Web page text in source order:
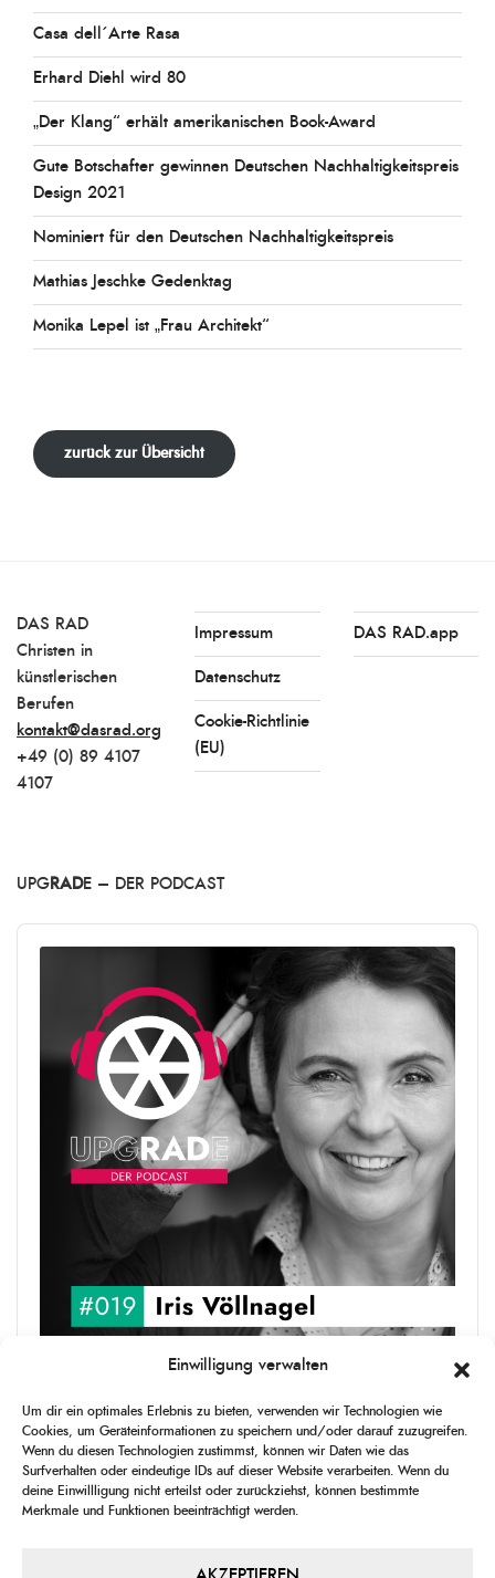
Einwilligung verwalten
Um dir ein optimales Erlebnis zu bieten, verwenden wir Technologien wie
Cookies, um Geräteinformationen zu speichern und/oder darauf zuzugreifen.
Wenn du diesen Technologien zustimmst, können wir Daten wie das
Surfverhalten oder eindeutige IDs auf dieser Website verarbeiten. Wenn du
deine Einwillligung nicht erteilst oder zurückziehst, können bestimmte
Merkmale und Funktionen beeinträchtigt werden.
Casa dell´Arte Rasa
Erhard Diehl wird 80
„Der Klang“ erhält amerikanischen Book-Award
Gute Botschafter gewinnen Deutschen Nachhaltigkeitspreis
Design 2021
Nominiert für den Deutschen Nachhaltigkeitspreis
Mathias Jeschke Gedenktag
Monika Lepel ist „Frau Architekt“
zurück zur Übersicht
DAS RAD
Christen in
künstlerischen
Berufen
kontakt@dasrad.org
+49 (0) 89 4107
4107
Impressum
Datenschutz
Cookie-Richtlinie
(EU)
DAS RAD.app
UPG RADE – DER PODCAST
Audio
Player
Iris Völlnagel hat schon auf unterschiedlichen Kontinenten gelebt
und gearbeitet, spricht mehrere Sprachen und berichtet
leidenschaftlich gerne über das, was sie erlebt – als Journalistin,
[...]